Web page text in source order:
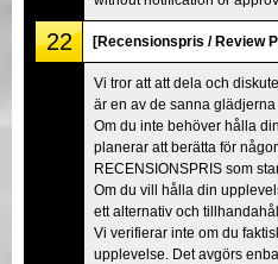
22 [Recensionspris / Review
Vi tror att att dela och
är en av de sanna glädjerna
Om du inte behöver hålla
planerar att berätta för
RECENSIONSPRIS som
Om du vill hålla din
ett alternativ och
Vi verifierar inte om du
upplevelse. Det avgörs